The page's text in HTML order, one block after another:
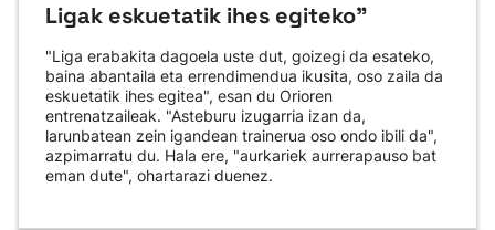
Ligak eskuetatik ihes egiteko"
"Liga erabakita dagoela uste dut, goizegi da esateko,
baina abantaila eta errendimendua ikusita, oso zaila da
eskuetatik ihes egitea", esan du Orioren
entrenatzaileak. "Asteburu izugarria izan da,
larunbatean zein igandean trainerua oso ondo ibili da",
azpimarratu du. Hala ere, "aurkariek aurrerapauso bat
eman dute", ohartarazi duenez.